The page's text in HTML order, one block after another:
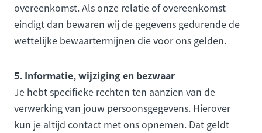
overeenkomst. Als onze relatie of overeenkomst
eindigt dan bewaren wij de gegevens gedurende de
wettelijke bewaartermijnen die voor ons gelden.
5. Informatie, wijziging en bezwaar
Je hebt specifieke rechten ten aanzien van de
verwerking van jouw persoonsgegevens. Hierover
kun je altijd contact met ons opnemen. Dat geldt